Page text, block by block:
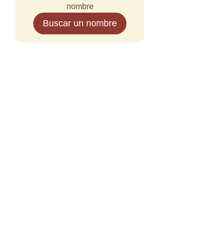
nombre
Buscar un nombre